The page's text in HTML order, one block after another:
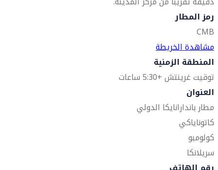
رمز المطار
CMB
مشاهدة الخريطة
المنطقة الزمنية
توقيت غرينتش +5:30 ساعات
العنوان
مطار باندارانايكا الدولي
كاتوناياكي
كولومبو
سريلانكا